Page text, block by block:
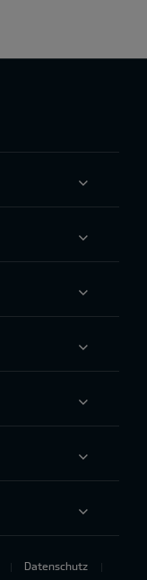
Datenschutz